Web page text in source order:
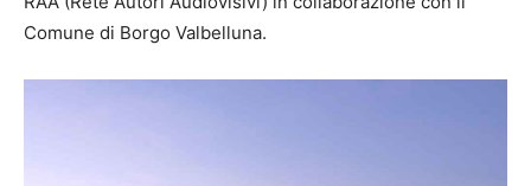
Comune di Borgo Valbelluna.